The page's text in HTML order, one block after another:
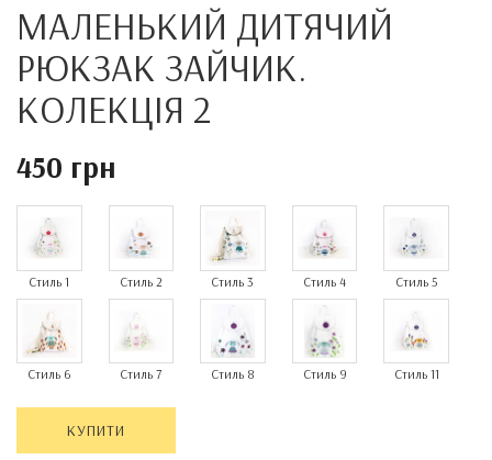
МАЛЕНЬКИЙ ДИТЯЧИЙ
РЮКЗАК ЗАЙЧИК.
КОЛЕКЦІЯ 2
450 грн
Стиль 1 Стиль 2 Стиль 3 Стиль 4 Стиль 5
Стиль 6 Стиль 7 Стиль 8 Стиль 9 Стиль 11
КУПИТИ